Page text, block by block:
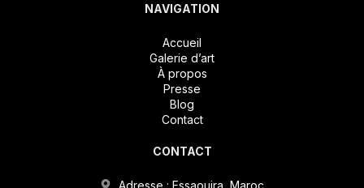
NAVIGATION
Accueil
Galerie d’art
À propos
Presse
Blog
Contact
CONTACT
Adresse : Essaouira, Maroc